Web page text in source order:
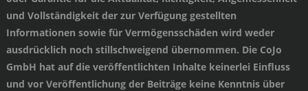
und Vollständigkeit der zur Verfügung gestellten
Informationen sowie für Vermögensschäden wird weder
ausdrücklich noch stillschweigend übernommen. Die CoJo
GmbH hat auf die veröffentlichten Inhalte keinerlei Einfluss
und vor Veröffentlichung der Beiträge keine Kenntnis über